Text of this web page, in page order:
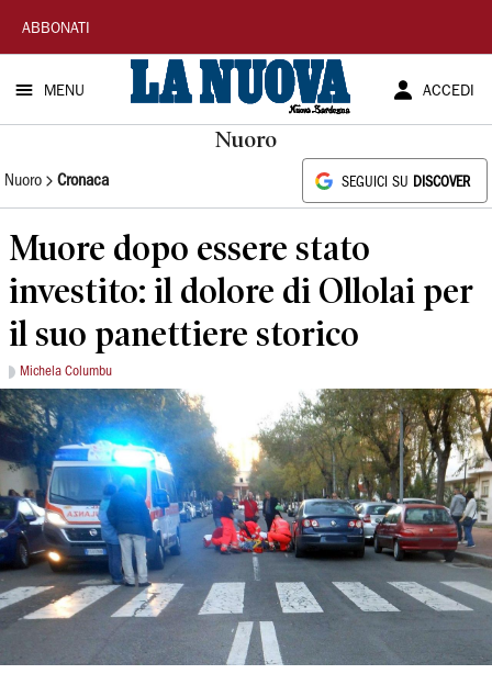
La
Nuova
Sardegna
ABBONATI
MENU ACCEDI
Nuoro
Nuoro Cronaca SEGUICI SU DISCOVER
Muore dopo essere stato
investito: il dolore di Ollolai per
il suo panettiere storico
Michela Columbu